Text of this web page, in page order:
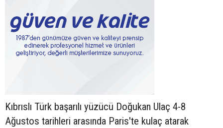
Kıbrıslı Türk başarılı yüzücü Doğukan Ulaç 4-8
Ağustos tarihleri arasında Paris'te kulaç atarak